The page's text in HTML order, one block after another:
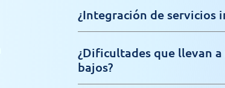
¿Integración de servicios
¿Dificultades que llevan a
bajos?